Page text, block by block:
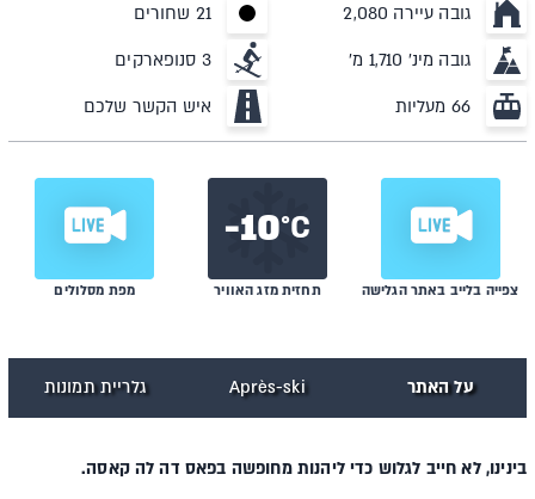
גובה עיירה 2,080 21 שחורים
גובה מינ' 1,710 מ' 3 סנופארקים
66 מעליות איש הקשר שלכם
צפייה בלייב באתר הגלישה
C°
10-
תחזית מזג האוויר מפת מסלולים
על האתר Après-ski גלריית תמונות
בינינו, לא חייב לגלוש כדי ליהנות מחופשה בפאס דה לה קאסה.